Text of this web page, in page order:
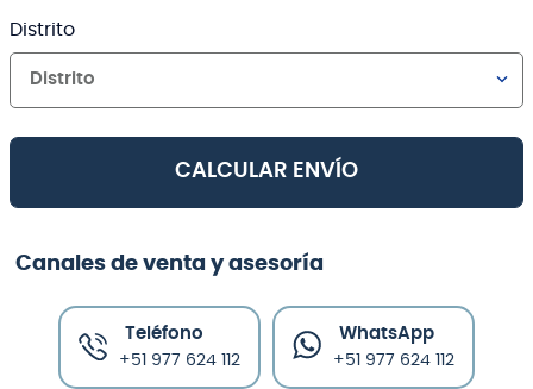
Distrito
Distrito
CALCULAR ENVÍO
Canales de venta y asesoría
Teléfono
+51 977 624 112
WhatsApp
+51 977 624 112